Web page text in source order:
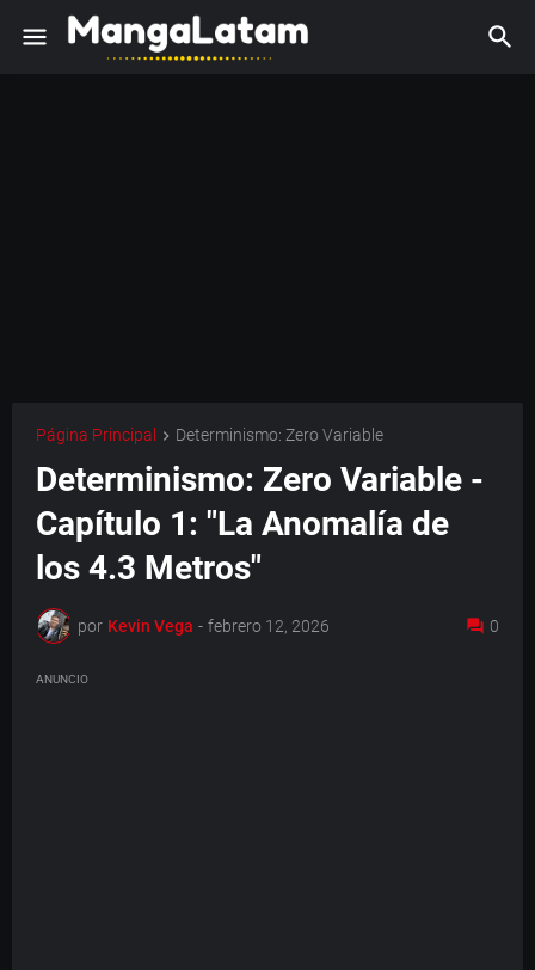
Página Principal Determinismo: Zero Variable
Determinismo: Zero Variable -
Capítulo 1: "La Anomalía de
los 4.3 Metros"
por Kevin Vega - febrero 12, 2026 0
ANUNCIO